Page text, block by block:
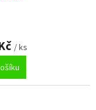
/ ks